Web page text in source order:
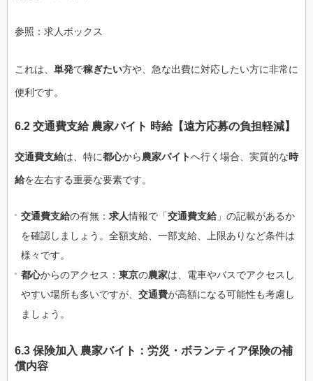
参照：求人ボックス
これは、 単発で稼ぎたい方や、急な出費に対応したい方に非常に
便利です。
6.2 交通費支給 農家バイト 時給【遠方応募の負担軽減】
交通費支給は、特に都心から農家バイトへ行く場合、実質的な時
給を左右する重要な要素です。
交通費支給の有無： 求人情報で「交通費支給」の記載があるか
を確認しましょう。全額支給、一部支給、上限ありなど条件は
様々です。
都心からのアクセス： 東京の農家は、電車やバスでアクセスし
やすい場所も多いですが、 交通費が高額になる可能性も考慮し
ましょう。
6.3 保険加入 農家バイト：労災・ボランティア保険の補
償内容